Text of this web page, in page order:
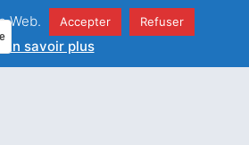
Web.
Accepter Refuser
En savoir plus